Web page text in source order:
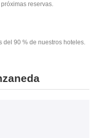
reservas.
del 90 % de nuestros hoteles.